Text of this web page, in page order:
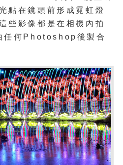
點在鏡頭前形成霓虹燈
些影像都是在相機內拍
任何Photoshop後製合